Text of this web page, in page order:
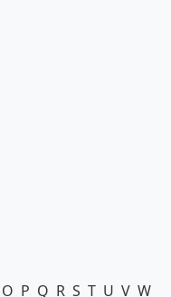
O P Q R S T U V W